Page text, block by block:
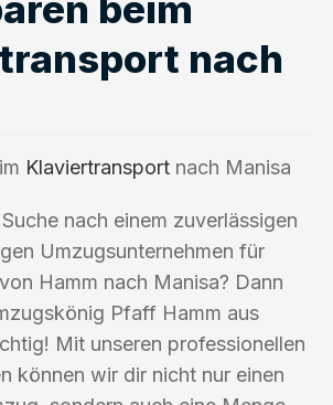
nach
Klaviertransport nach Manisa
nach einem zuverlässigen
Umzugsunternehmen für
Hamm nach Manisa? Dann
Pfaff Hamm aus
Mit unseren professionellen
können wir dir nicht nur einen